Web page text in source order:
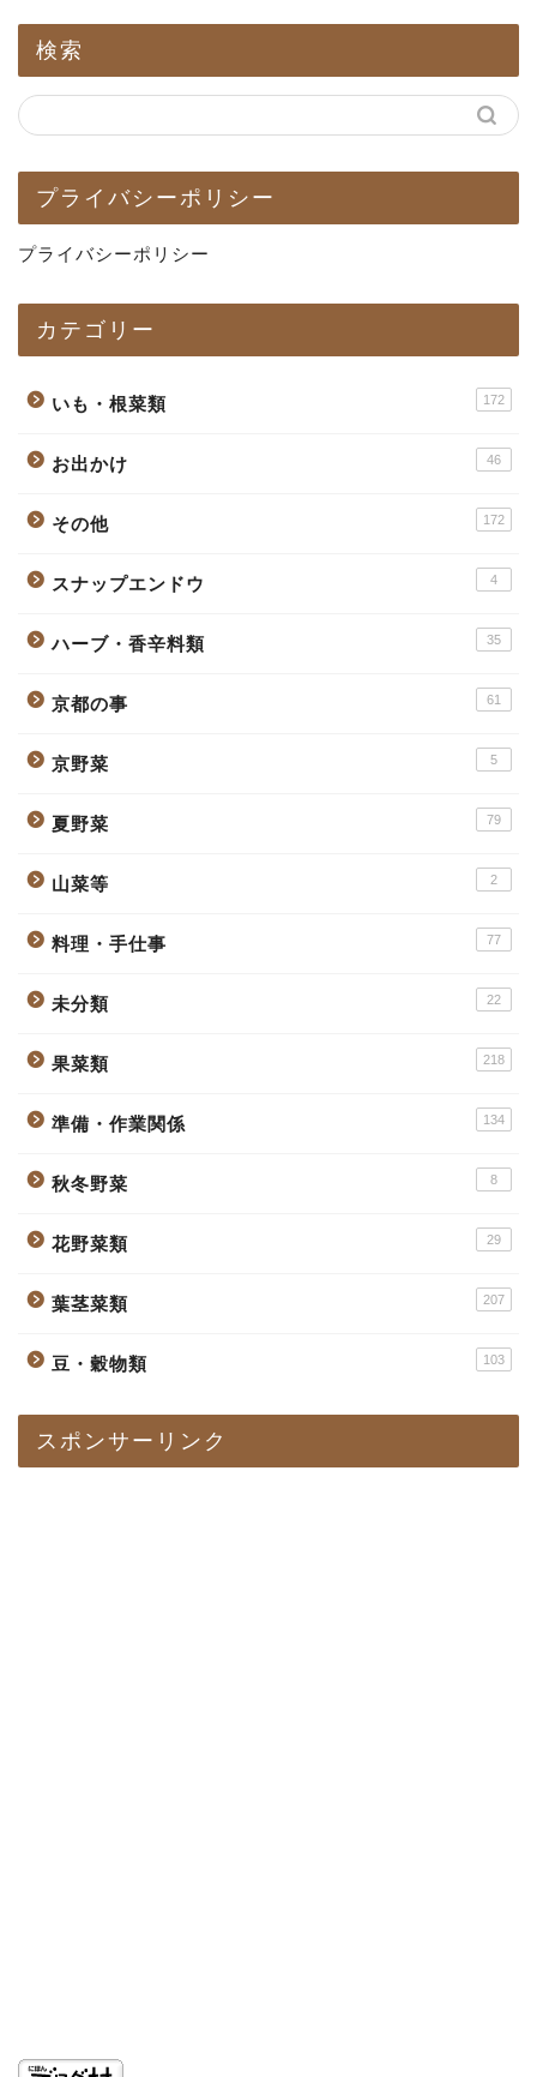
検索
プライバシーポリシー
プライバシーポリシー
カテゴリー
いも・根菜類 172
お出かけ 46
その他 172
スナップエンドウ 4
ハーブ・香辛料類 35
京都の事 61
京野菜 5
夏野菜 79
山菜等 2
料理・手仕事 77
未分類 22
果菜類 218
準備・作業関係 134
秋冬野菜 8
花野菜類 29
葉茎菜類 207
豆・穀物類 103
スポンサーリンク